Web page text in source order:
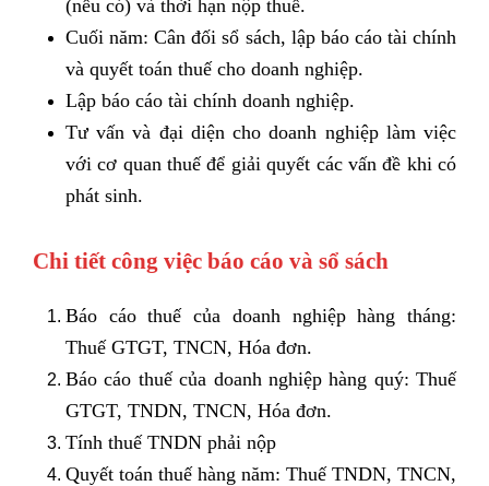
(nếu có) và thời hạn nộp thuế.
Cuối năm: Cân đối sổ sách, lập báo cáo tài chính
và quyết toán thuế cho doanh nghiệp.
Lập báo cáo tài chính doanh nghiệp.
Tư vấn và đại diện cho doanh nghiệp làm việc
với cơ quan thuế để giải quyết các vấn đề khi có
phát sinh.
Chi tiết công việc báo cáo và sổ sách
Báo cáo thuế của doanh nghiệp hàng tháng:
Thuế GTGT, TNCN, Hóa đơn.
Báo cáo thuế của doanh nghiệp hàng quý: Thuế
GTGT, TNDN, TNCN, Hóa đơn.
Tính thuế TNDN phải nộp
Quyết toán thuế hàng năm: Thuế TNDN, TNCN,